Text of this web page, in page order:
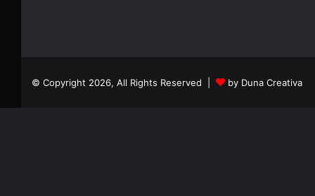
© Copyright 2026, All Rights Reserved | by Duna Creativa